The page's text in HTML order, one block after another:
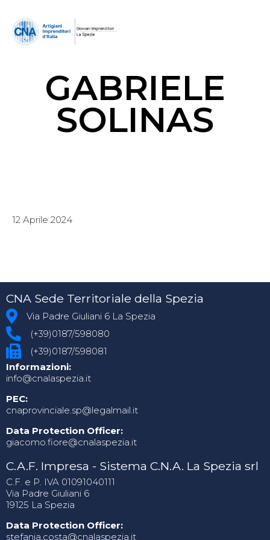
GABRIELE
SOLINAS
12 Aprile 2024
CNA Sede Territoriale della Spezia
Via Padre Giuliani 6 La Spezia
(+39)0187/598080
(+39)0187/598081
Informazioni:
info@cnalaspezia.it
PEC:
cnaprovinciale.sp@legalmail.it
Data Protection Officer:
giacomo.fiore@cnalaspezia.it
C.A.F. Impresa - Sistema C.N.A. La Spezia srl
C.F. e P. IVA 01091040111
Via Padre Giuliani 6
19125 La Spezia
Data Protection Officer:
stefania.costa@cnalaspezia.it